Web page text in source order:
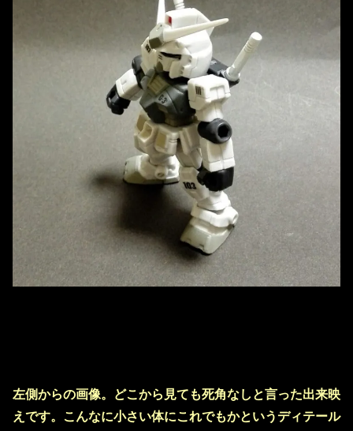
左側からの画像。どこから見ても死角なしと言った出来映
えです。こんなに小さい体にこれでもかというディテール